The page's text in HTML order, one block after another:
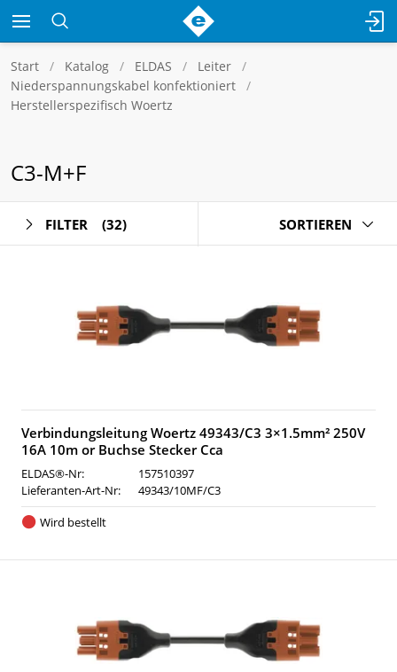
Start Katalog ELDAS
Leiter
Niederspannungskabel konfektioniert
Herstellerspezifisch Woertz
C3-M+F
FILTER (32) SORTIEREN
Verbindungsleitung Woertz 49343/C3 3×1.5mm² 250V
16A 10m or Buchse Stecker Cca
ELDAS®-Nr:
157510397
Lieferanten-Art-Nr:
49343/10MF/C3
Wird bestellt